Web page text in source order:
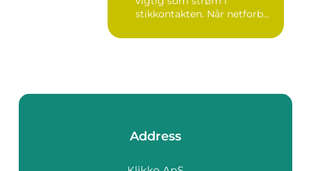
stikkontakten. Når netforb...
Address